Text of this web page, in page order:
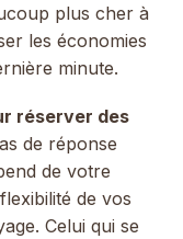
plus cher à
les économies
minute.
réserver des
de réponse
de votre
de vos
Celui qui se